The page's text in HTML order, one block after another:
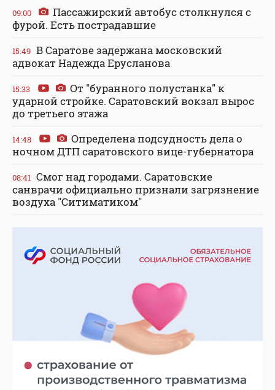
09:00
Пассажирский автобус столкнулся с
фурой. Есть пострадавшие
15:49 В Саратове задержана московский
адвокат Надежда Ерусланова
15:33
От "буранного полустанка" к
ударной стройке. Саратовский вокзал вырос
до третьего этажа
14:48
Определена подсудность дела о
ночном ДТП саратовского вице-губернатора
08:41 Смог над городами. Саратовские
санврачи официально признали загрязнение
воздуха "Ситиматиком"